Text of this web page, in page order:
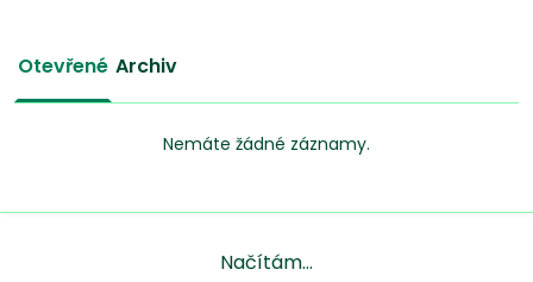
Otevřené Archiv
Nemáte žádné záznamy.
Načítám...